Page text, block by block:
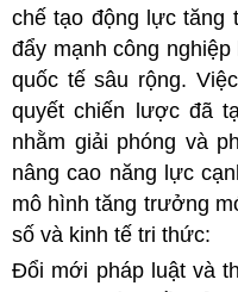
chế tạo động lực tăng
đẩy mạnh công
quốc tế sâu rộng.
quyết chiến lược đã
nhằm giải phóng và
nâng cao năng lực
mô hình tăng trưởng
số và kinh tế tri thức:
Đổi mới pháp luật và